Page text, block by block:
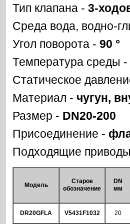
Тип клапана - 3-
Среда вода, водно-
Угол поворота - 90 °
Температура среды -
Статическое
Материал - чугун,
Размер - DN20-200
Присоединение -
Подходящие
Модель
Старое
обозначение
DN
мм
DR20GFLA V5431F1032 20